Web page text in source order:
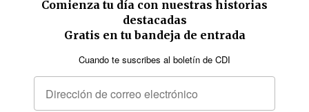
Comienza tu día con nuestras historias
destacadas
Gratis en tu bandeja de entrada
Cuando te suscribes al boletín de CDI